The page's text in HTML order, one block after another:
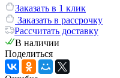
Заказать в 1 клик
Заказать в рассрочку
Рассчитать доставку
В наличии
Поделиться